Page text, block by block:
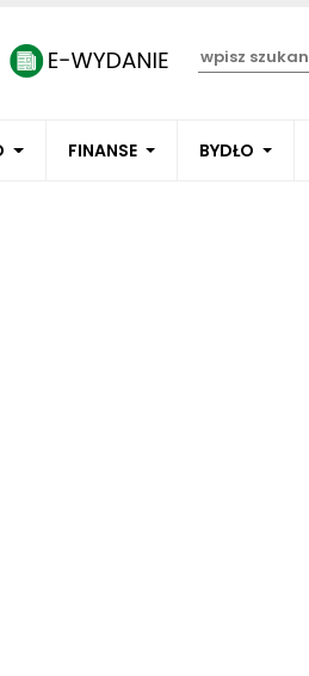
FINANSE BYDŁO